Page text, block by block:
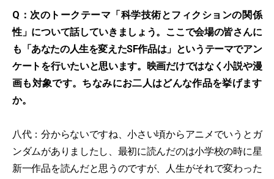
Q：次のトークテーマ「科学技術とフィクションの関係
性」について話していきましょう。ここで会場の皆さんに
も「あなたの人生を変えたSF作品は」というテーマでアン
ケートを行いたいと思います。映画だけではなく小説や漫
画も対象です。ちなみにお二人はどんな作品を挙げます
か。
八代：分からないですね、小さい頃からアニメでいうとガ
ンダムがありましたし、最初に読んだのは小学校の時に星
新一作品を読んだと思うのですが、人生がそれで変わった